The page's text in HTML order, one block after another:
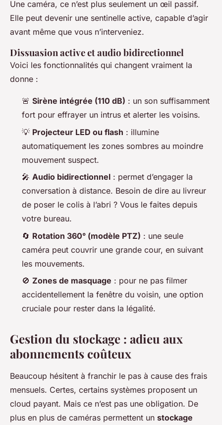
Une caméra, ce n’est plus seulement un œil passif.
Elle peut devenir une sentinelle active, capable d’agir
avant même que vous n’interveniez.
Dissuasion active et audio bidirectionnel
Voici les fonctionnalités qui changent vraiment la
donne :
🚨 Sirène intégrée (110 dB) : un son suffisamment
fort pour effrayer un intrus et alerter les voisins.
💡 Projecteur LED ou flash : illumine
automatiquement les zones sombres au moindre
mouvement suspect.
🎤 Audio bidirectionnel : permet d’engager la
conversation à distance. Besoin de dire au livreur
de poser le colis à l’abri ? Vous le faites depuis
votre bureau.
🔄 Rotation 360° (modèle PTZ) : une seule
caméra peut couvrir une grande cour, en suivant
les mouvements.
🚫 Zones de masquage : pour ne pas filmer
accidentellement la fenêtre du voisin, une option
cruciale pour rester dans la légalité.
Gestion du stockage : adieu aux
abonnements coûteux
Beaucoup hésitent à franchir le pas à cause des frais
mensuels. Certes, certains systèmes proposent un
cloud payant. Mais ce n’est pas une obligation. De
plus en plus de caméras permettent un stockage